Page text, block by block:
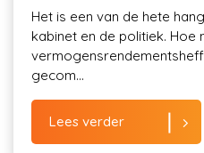
Het is een van de hete
kabinet en de politiek. Hoe
gecom...
Lees verder